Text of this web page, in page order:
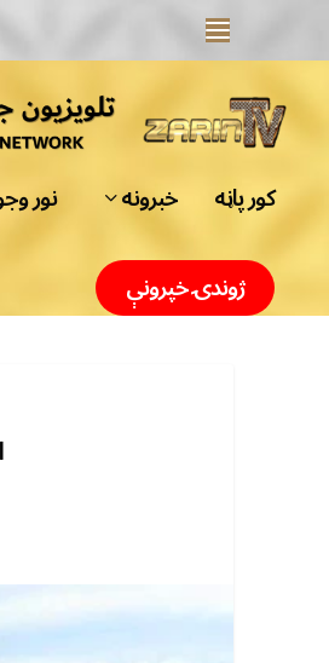
کور پاڼه خبرونه نور
ژوندۍ خپرونې